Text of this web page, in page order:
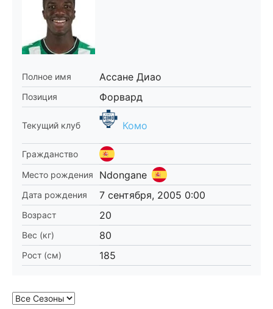
Полное имя Ассане Диао
Позиция Форвард
Текущий клуб Комо
Гражданство
Место рождения
Ndongane
Дата рождения 7 сентября, 2005 0:00
Возраст 20
Вес (кг) 80
Рост (см) 185